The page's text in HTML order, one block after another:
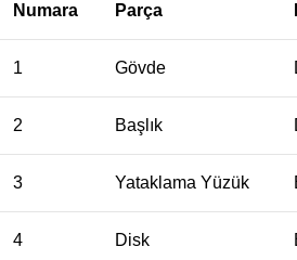
Numara Parça
1 Gövde
2 Başlık
3 Yataklama Yüzük
4 Disk